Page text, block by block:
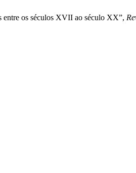
entre os séculos XVII ao século XX”,